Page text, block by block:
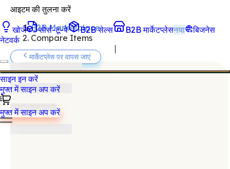
खोजें सोर्स-टू-पे B2B सेल्स B2B मार्केटप्लेसनया
बिजनेस
नेटवर्क
साइन इन करें
मुफ्त में साइन अप करें
मुफ्त में साइन अप करें
आइटम की तुलना करें
B2B Marketplace
Compare Items
मार्केटप्लेस पर वापस जाएं